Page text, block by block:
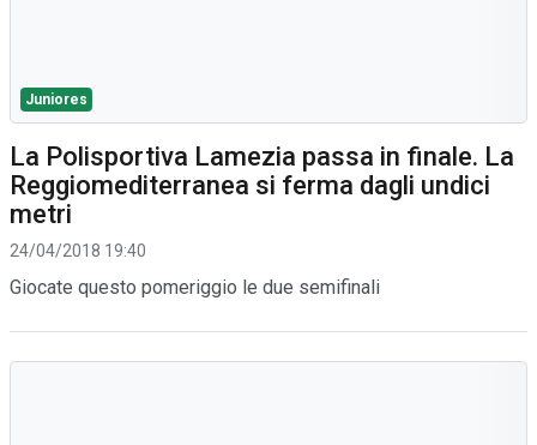
Juniores
La Polisportiva Lamezia passa in finale. La
Reggiomediterranea si ferma dagli undici
metri
24/04/2018 19:40
Giocate questo pomeriggio le due semifinali